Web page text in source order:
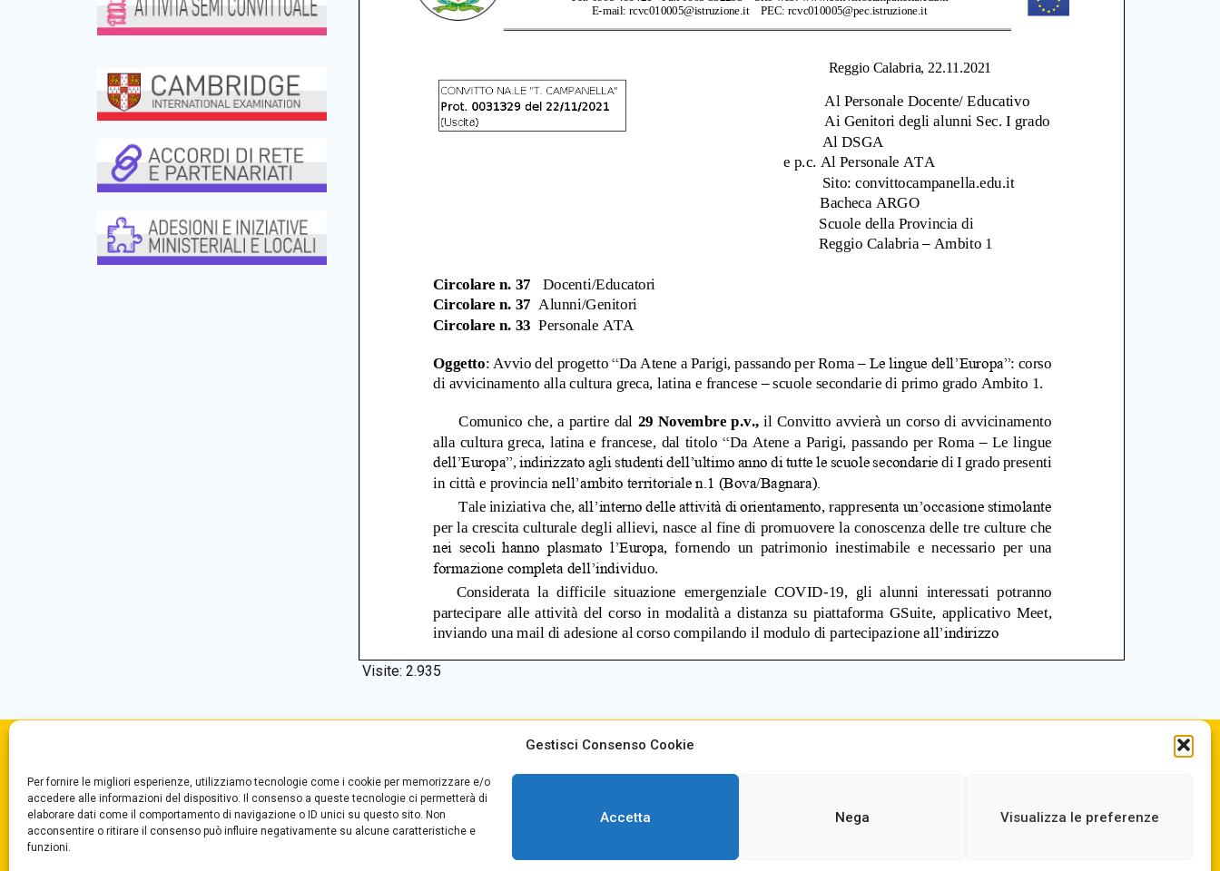
Gestisci Consenso Cookie
Per fornire le migliori esperienze, utilizziamo tecnologie come i cookie per memorizzare e/o
accedere alle informazioni del dispositivo. Il consenso a queste tecnologie ci permetterà di
elaborare dati come il comportamento di navigazione o ID unici su questo sito. Non
acconsentire o ritirare il consenso può influire negativamente su alcune caratteristiche e
funzioni.
Accetta Nega Visualizza le preferenze
Visite: 2.935
“T. Campanella”
Via Aschenez, 180
Reggio Calabria
Segreteria +39096520527
Fax +390965499420
dalle ore 07,00 alle ore 18,30